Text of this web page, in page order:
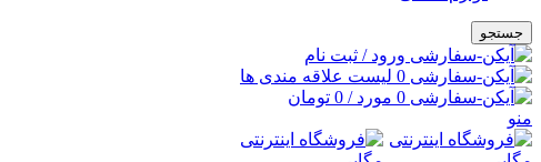
جستجو
ورود / ثبت نام
0 لیست علاقه مندی ها
0 مورد/
0 تومان
منو